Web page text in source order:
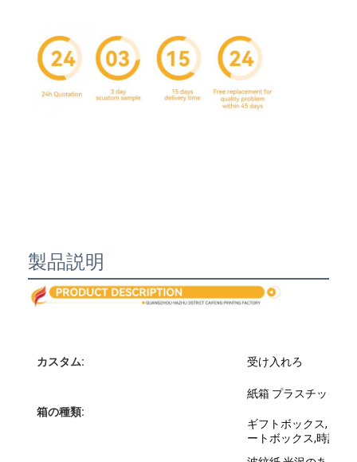
家へ
製品
製品説明
カスタム: 受け入れろ
箱の種類:
紙箱 プラスチック箱
ギフトボックス,ソー
ートボックス,時計ボ